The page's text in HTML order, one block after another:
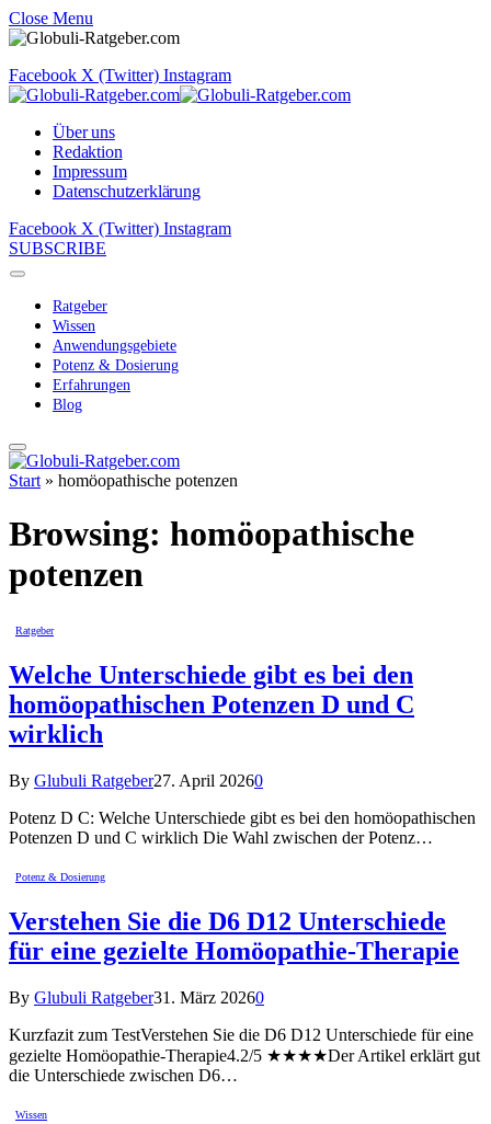
Close Menu
Facebook X (Twitter) Instagram
Über uns
Redaktion
Impressum
Datenschutzerklärung
Facebook X (Twitter) Instagram
SUBSCRIBE
Ratgeber
Wissen
Anwendungsgebiete
Potenz & Dosierung
Erfahrungen
Blog
Start » homöopathische potenzen
Browsing: homöopathische
potenzen
Ratgeber
Welche Unterschiede gibt es bei den
homöopathischen Potenzen D und C
wirklich
By Glubuli Ratgeber27. April 20260
Potenz D C: Welche Unterschiede gibt es bei den homöopathischen
Potenzen D und C wirklich Die Wahl zwischen der Potenz…
Potenz & Dosierung
Verstehen Sie die D6 D12 Unterschiede
für eine gezielte Homöopathie-Therapie
By Glubuli Ratgeber31. März 20260
Kurzfazit zum TestVerstehen Sie die D6 D12 Unterschiede für eine
gezielte Homöopathie-Therapie4.2/5 ★★★★Der Artikel erklärt gut
die Unterschiede zwischen D6…
Wissen